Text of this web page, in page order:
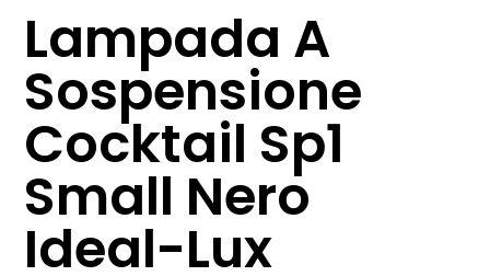
Lampada A
Sospensione
Cocktail Sp1
Small Nero
Ideal-Lux